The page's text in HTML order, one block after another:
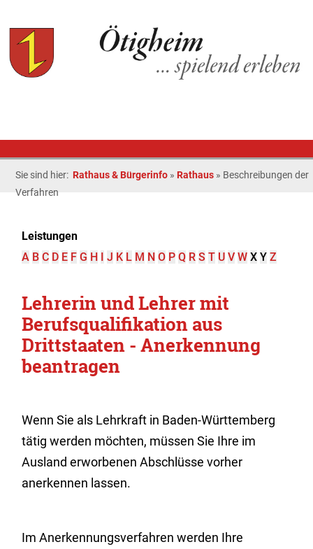
Sie sind hier: Rathaus & Bürgerinfo » Rathaus » Beschreibungen der
Verfahren
Leistungen
A B C D E F G H I J K L M N O P Q R S T U V W X Y Z
Lehrerin und Lehrer mit
Berufsqualifikation aus
Drittstaaten - Anerkennung
beantragen
Wenn Sie als Lehrkraft in Baden-Württemberg
tätig werden möchten, müssen Sie Ihre im
Ausland erworbenen Abschlüsse vorher
anerkennen lassen.
Im Anerkennungsverfahren werden Ihre